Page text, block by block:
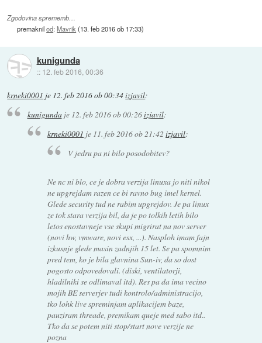
Zgodovina sprememb…
premaknilod:Mavrik (13. feb 2016 ob 17:33)
kunigunda
:: 12. feb 2016, 00:36
krneki0001 je 12. feb 2016 ob 00:34izjavil:
kunigundaje 12. feb 2016 ob 00:26izjavil:
krneki0001 je 11. feb 2016 ob 21:42izjavil:
V jedru pa ni bilo posodobitev?
Ne nc ni blo, ce je dobra verzija linuxa jo niti nikol
ne upgrejdam razen ce bi ravno bug imel kernel.
Glede security tud ne rabim upgrejdov. Je pa linux
ze tok stara verzija bil, da je po tolkih letih bilo
letos enostavneje vse skupi migrirat na nov server
(novi hw, vmware, novi esx, ...). Nasploh imam fajn
izkusnje glede masin zadnjih 15 let. Se pa spomnim
pred tem, ko je bila glavnina Sun-iv, da so dost
pogosto odpovedovali. (diski, ventilatorji,
hladilniki se odlimaval itd). Res pa da ima vecino
mojih BE serverjev tudi kontrolo/administracijo,
tko lohk live spreminjam aplikacijem baze,
pauziram threade, premikam queje med sabo itd..
Tko da se potem niti stop/start nove verzije ne
pozna